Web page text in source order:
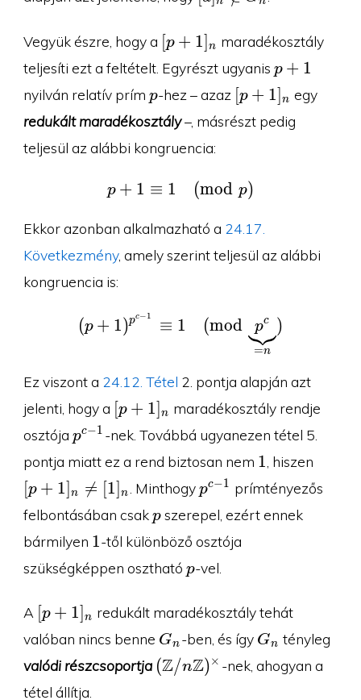
G_n
Vegyük észre, hogy a [p+1]_n
[p + 1]n maradékosztály
teljesíti ezt a feltételt. Egyrészt ugyanis p+1
p + 1
nyilván relatív prím p
p-hez – azaz [p+1]_n
[p + 1]n egy
redukált maradékosztály–, másrészt pedig
teljesül az alábbi kongruencia:
p+1\equiv 1\pmod p
p + 1 ≡ 1 (mod p)
Ekkor azonban alkalmazható a 24.17.
Következmény, amely szerint teljesül az alábbi
kongruencia is:
(p+1)^{p^{c-
(p + 1)pc−1 ≡ 1 (mod
=n
pc )
Ez viszont a 24.12. Tétel 2. pontja alapján azt
jelenti, hogy a [p+1]_n
[p + 1]n maradékosztály rendje
osztója p^{c-
pc−1 -nek. Továbbá ugyanezen tétel 5.
pontja miatt ez a rend biztosan nem 1
1 , hiszen
[1]_n
[p + 1]n 
= [1] n . Minthogyp^{c-
pc−1 prímtényezős
felbontásában csakp
pszerepel, ezért ennek
bármilyen 1
1-től különböző osztója
szükségképpen osztható p
p-vel.
A [p+1]_n
[p + 1]n redukált maradékosztály tehát
valóban nincs benne G_n
Gn -ben, és így G_n
Gn tényleg
valódi részcsoportja (\Z/n\Z)^{\times}
(Z/nZ)× -nek, ahogyan a
tétel állítja.